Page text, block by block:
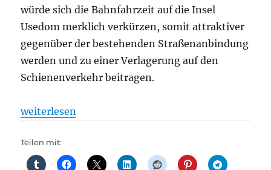
würde sich die Bahnfahrzeit auf die Insel
Usedom merklich verkürzen, somit attraktiver
gegenüber der bestehenden Straßenanbindung
werden und zu einer Verlagerung auf den
Schienenverkehr beitragen.
„Bahnverkehr: Berlin Usedom in zwei Stunden, aus
weiterlesen
Teilen mit: